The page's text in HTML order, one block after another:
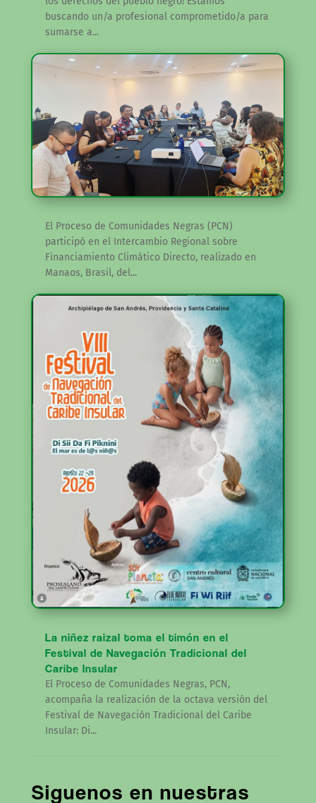
buscando un/a profesional comprometido/a para
sumarse a...
El Proceso de Comunidades Negras (PCN)
participó en el Intercambio Regional sobre
Financiamiento Climático Directo, realizado en
Manaos, Brasil, del...
La niñez raizal toma el timón en el
Festival de Navegación Tradicional del
Caribe Insular
El Proceso de Comunidades Negras, PCN,
acompaña la realización de la octava versión del
Festival de Navegación Tradicional del Caribe
Insular: Di...
Siguenos en nuestras